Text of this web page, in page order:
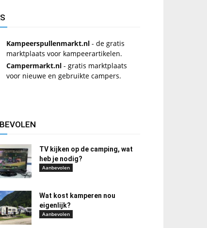
Kampeerspullenmarkt.nl - de gratis
marktplaats voor kampeerartikelen.
Campermarkt.nl - gratis marktplaats
voor nieuwe en gebruikte campers.
TV kijken op de camping, wat
heb je nodig?
Aanbevolen
Wat kost kamperen nou
eigenlijk?
Aanbevolen